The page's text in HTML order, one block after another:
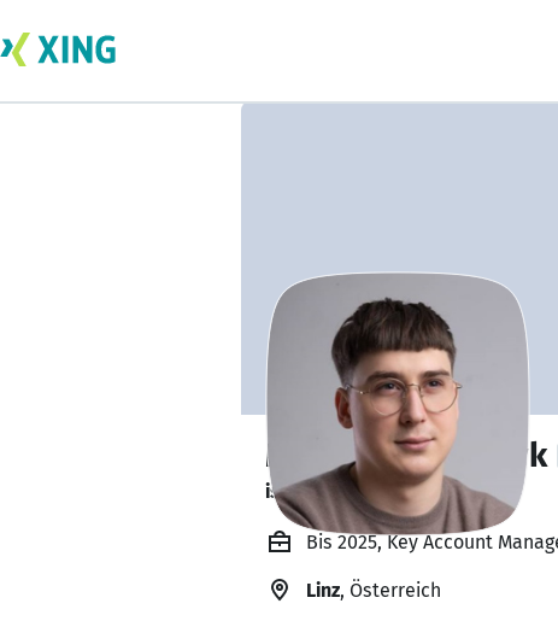
Mykola Honcharyk
is out learning. 🎓
Bis 2025, Key Account
Linz, Österreich